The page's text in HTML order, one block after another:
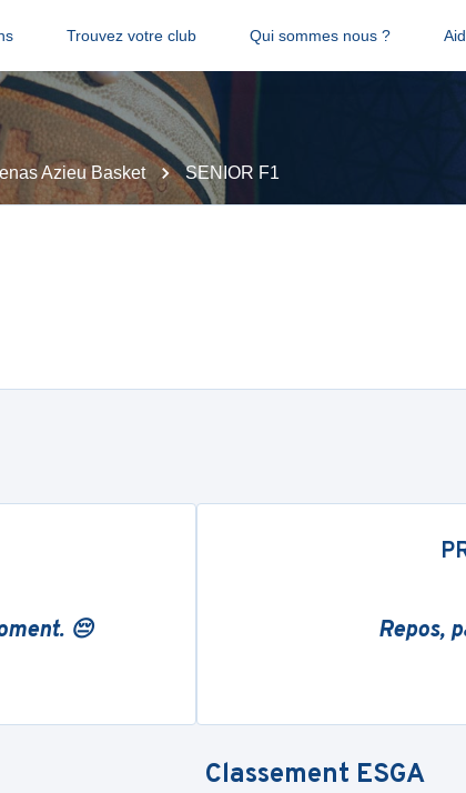
Trouvez votre club Qui sommes nous ?
Azieu Basket SENIOR F1
😔 Repos,
Classement ESGA